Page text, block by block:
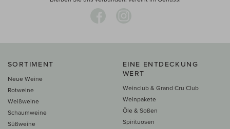
SORTIMENT
Neue Weine
Rotweine
Weißweine
Schaumweine
Süßweine
EINE ENTDECKUNG
WERT
Weinclub & Grand Cru Club
Weinpakete
Öle & Soßen
Spirituosen